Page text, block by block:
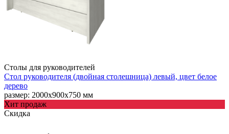
Столы для руководителей
Стол руководителя (двойная столешница) левый, цвет белое
дерево
размер: 2000х900х750 мм
Хит продаж
Скидка